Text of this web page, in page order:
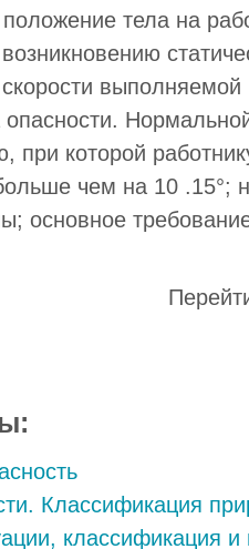
тела на
при которой
чем на 10 .15°;
основное
Классификация
классификация и